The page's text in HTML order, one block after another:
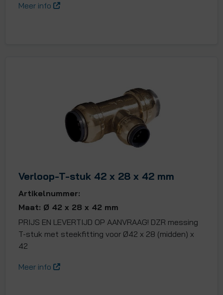
Meer info
Verloop-T-stuk 42 x 28 x 42 mm
Artikelnummer:
Maat: Ø 42 x 28 x 42 mm
PRIJS EN LEVERTIJD OP AANVRAAG! DZR messing
T-stuk met steekfitting voor Ø42 x 28 (midden) x
42
Meer info